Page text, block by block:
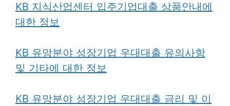
KB 지식산업센터 입주기업대출 상품안내에
대한 정보
KB 유망분야 성장기업 우대대출 유의사항
및 기타에 대한 정보
KB 유망분야 성장기업 우대대출 금리 및 이